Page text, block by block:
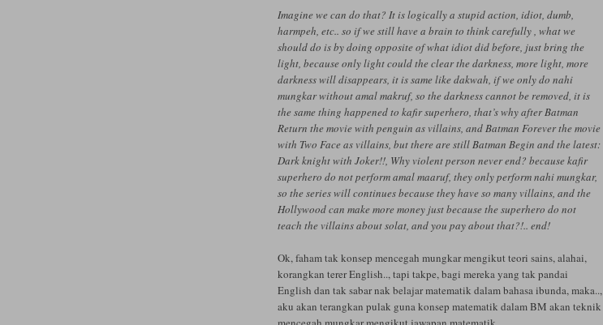
Imagine we can do that? It is logically a stupid action, idiot, dumb,
harmpeh, etc.. so if we still have a brain to think carefully , what we
should do is by doing opposite of what idiot did before, just bring the
light, because only light could the clear the darkness, more light, more
darkness will disappears, it is same like dakwah, if we only do nahi
mungkar without amal makruf, so the darkness cannot be removed, it is
the same thing happened to kafir superhero, that’s why after Batman
Return the movie with penguin as villains, and Batman Forever the movie
with Two Face as villains, but there are still Batman Begin and the latest:
Dark knight with Joker!!, Why violent person never end? because kafir
superhero do not perform amal maaruf, they only perform nahi mungkar,
so the series will continues because they have so many villains, and the
Hollywood can make more money just because the superhero do not
teach the villains about solat, and you pay about that?!.. end!
Ok, faham tak konsep mencegah mungkar mengikut teori sains, alahai,
korangkan terer English.., tapi takpe, bagi mereka yang tak pandai
English dan tak sabar nak belajar matematik dalam bahasa ibunda, maka..,
aku akan terangkan pulak guna konsep matematik dalam BM akan teknik